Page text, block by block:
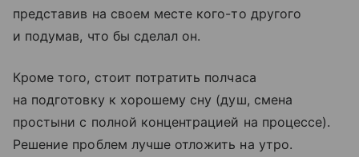
представив на своем месте кого-то другого
и подумав, что бы сделал он.
Кроме того, стоит потратить полчаса
на подготовку к хорошему сну (душ, смена
простыни с полной концентрацией на процессе).
Решение проблем лучше отложить на утро.